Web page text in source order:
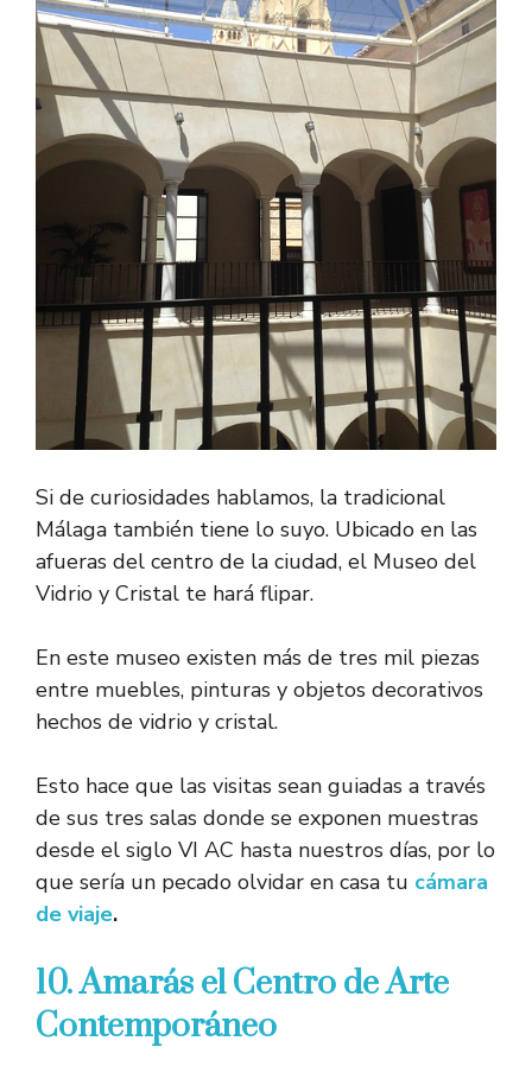
Si de curiosidades hablamos, la tradicional
Málaga también tiene lo suyo. Ubicado en las
afueras del centro de la ciudad, el Museo del
Vidrio y Cristal te hará flipar.
En este museo existen más de tres mil piezas
entre muebles, pinturas y objetos decorativos
hechos de vidrio y cristal.
Esto hace que las visitas sean guiadas a través
de sus tres salas donde se exponen muestras
desde el siglo VI AC hasta nuestros días, por lo
que sería un pecado olvidar en casa tu cámara
de viaje.
10. Amarás el Centro de Arte
Contemporáneo